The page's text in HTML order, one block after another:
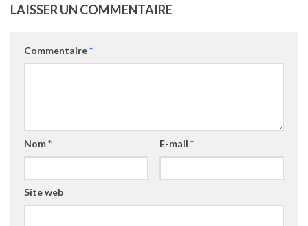
LAISSER UN COMMENTAIRE
Commentaire*
Nom* E-mail *
Site web